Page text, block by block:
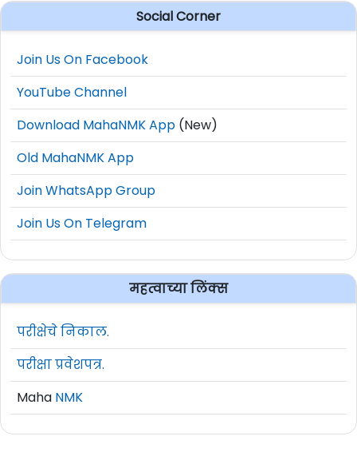
Social Corner
Join Us On Facebook
YouTube Channel
Download MahaNMK App (New)
Old MahaNMK App
Join WhatsApp Group
Join Us On Telegram
महत्वाच्या लिंक्स
परीक्षेचे निकाल.
परीक्षा प्रवेशपत्र.
Maha NMK